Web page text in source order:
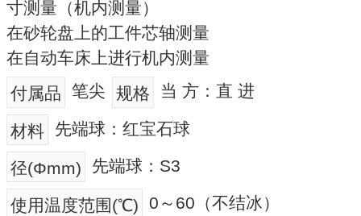
寸测量（机内测量）
在砂轮盘上的工件芯轴测量
在自动车床上进行机内测量
付属品
笔尖 规格 当 方：直 进
材料 先端球：红宝石球
径(Φmm) 先端球：S3
使用温度范围(℃) 0～60（不结冰）